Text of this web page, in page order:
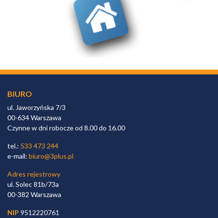
BIURO
ul. Jaworzyńska 7/3
00-634 Warszawa
Czynne w dni robocze od 8.00 do 16.00
tel.: 533 473 244
e-mail: biuro@3plus.pl
Adres rejestrowy
ul. Solec 81b/73a
00-382 Warszawa
NIP 9512220761